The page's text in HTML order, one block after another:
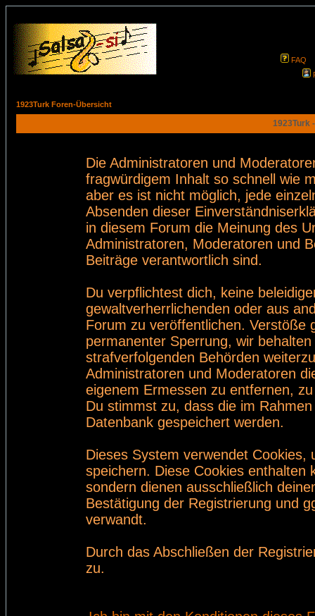
FAQ
1923Turk Foren-Übersicht
1923Turk
Die Administratoren und
fragwürdigem Inhalt so schnell wie
aber es ist nicht möglich, jede
Absenden dieser
in diesem Forum die Meinung des
Administratoren, Moderatoren und
Beiträge verantwortlich sind.
Du verpflichtest dich, keine
gewaltverherrlichenden oder aus
Forum zu veröffentlichen. Verstöße
permanenter Sperrung, wir
strafverfolgenden Behörden
Administratoren und Moderatoren
eigenem Ermessen zu entfernen,
Du stimmst zu, dass die im
Datenbank gespeichert werden.
Dieses System verwendet
speichern. Diese Cookies enthalten
sondern dienen ausschließlich
Bestätigung der Registrierung und
verwandt.
Durch das Abschließen der
zu.